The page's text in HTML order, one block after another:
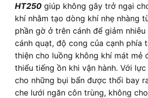
HT250 giúp không gây trở ngại
khí nhằm tạo dòng khí nhẹ nhàng
phần gờ ở trên cánh để giảm
cánh quạt, độ cong của cạnh phía
thiện cho luồng không khí mát mẻ
thiểu tiếng ồn khi vận hành. Với
cho những bụi bẩn được thổi bay
che lưới ngăn côn trùng, không